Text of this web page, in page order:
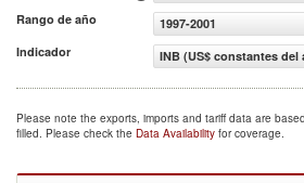
Rango de año
1997-2001
Indicador
INB (US$ constantes del
Please note the exports, imports and tariff data are
filled. Please check the Data Availability for coverage.